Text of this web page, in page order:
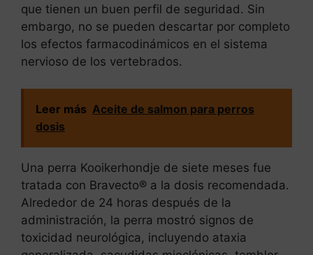
que tienen un buen perfil de seguridad. Sin
embargo, no se pueden descartar por completo
los efectos farmacodinámicos en el sistema
nervioso de los vertebrados.
Leer más Aceite de salmon para perros
dosis
Una perra Kooikerhondje de siete meses fue
tratada con Bravecto® a la dosis recomendada.
Alrededor de 24 horas después de la
administración, la perra mostró signos de
toxicidad neurológica, incluyendo ataxia